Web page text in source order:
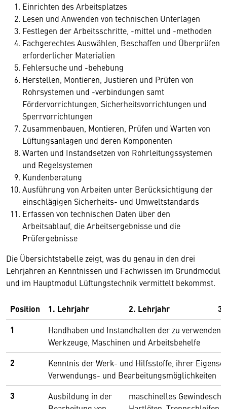
Einrichten des Arbeitsplatzes
Lesen und Anwenden von technischen Unterlagen
Festlegen der Arbeitsschritte, -mittel und -methoden
Fachgerechtes Auswählen, Beschaffen und Überprüfen
erforderlicher Materialien
Fehlersuche und -behebung
Herstellen, Montieren, Justieren und Prüfen von
Rohrsystemen und -verbindungen samt
Fördervorrichtungen, Sicherheitsvorrichtungen und
Sperrvorrichtungen
Zusammenbauen, Montieren, Prüfen und Warten von
Lüftungsanlagen und deren Komponenten
Warten und Instandsetzen von Rohrleitungssystemen
und Regelsystemen
Kundenberatung
Ausführung von Arbeiten unter Berücksichtigung der
einschlägigen Sicherheits- und Umweltstandards
Erfassen von technischen Daten über den
Arbeitsablauf, die Arbeitsergebnisse und die
Prüfergebnisse
Die Übersichtstabelle zeigt, was du genau in den drei
Lehrjahren an Kenntnissen und Fachwissen im Grundmodul
und im Hauptmodul Lüftungstechnik vermittelt bekommst.
Position 1. Lehrjahr 2. Lehrjahr
1
Handhaben und Instandhalten der zu
Werkzeuge, Maschinen und Arbeitsbehelfe
2
Kenntnis der Werk- und Hilfsstoffe, ihrer
Verwendungs- und Bearbeitungsmöglichkeiten
3
Ausbildung in der
maschinelles